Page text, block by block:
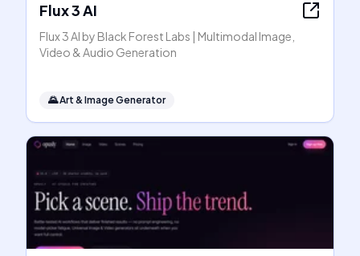
Flux 3 AI
Flux 3 AI by Black Forest Labs | Multimodal Image,
Video & Audio Generation
🌄Art & Image Generator